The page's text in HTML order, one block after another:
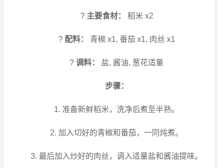
? 主要食材： 稻米 x2
? 配料： 青椒 x1, 番茄 x1, 肉丝 x1
?调料： 盐, 酱油, 葱花适量
步骤：
1. 准备新鲜稻米，洗净后煮至半熟。
2. 加入切好的青椒和番茄，一同炖煮。
3. 最后加入炒好的肉丝，调入适量盐和酱油提味。